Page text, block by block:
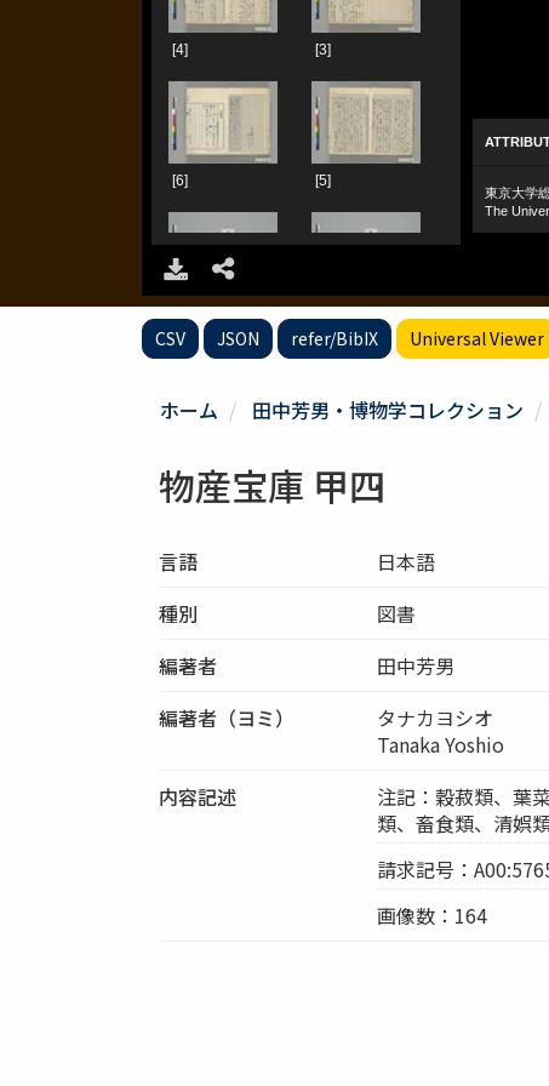
CSV JSON refer/BibIX Universal Viewer
ホーム 田中芳男・博物学コレクション
物産宝庫 甲四
言語
日本語
種別
図書
編著者
田中芳男
編著者（ヨミ）
タナカヨシオ
Tanaka Yoshio
内容記述
注記：穀菽類、葉
類、畜食類、清娯
請求記号：
画像数：164